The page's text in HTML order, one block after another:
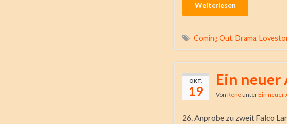
Weiterlesen
Coming Out, Drama,
OKT.
19
Ein neuer
Von ReneunterEin neuer
26. Anprobe zu zweit Falco